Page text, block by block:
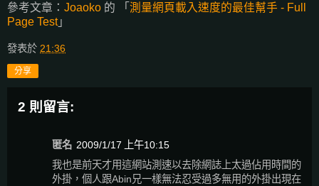
參考文章： Joaoko 的 「 測量網頁載入速度的最佳幫手 - Full
Page Test」
發表於 21:36
分享
2 則留言:
匿名 2009/1/17 上午10:15
我也是前天才用這網站測速以去除網誌上太過佔用時間的
外掛，個人跟Abin兄一樣無法忍受過多無用的外掛出現在